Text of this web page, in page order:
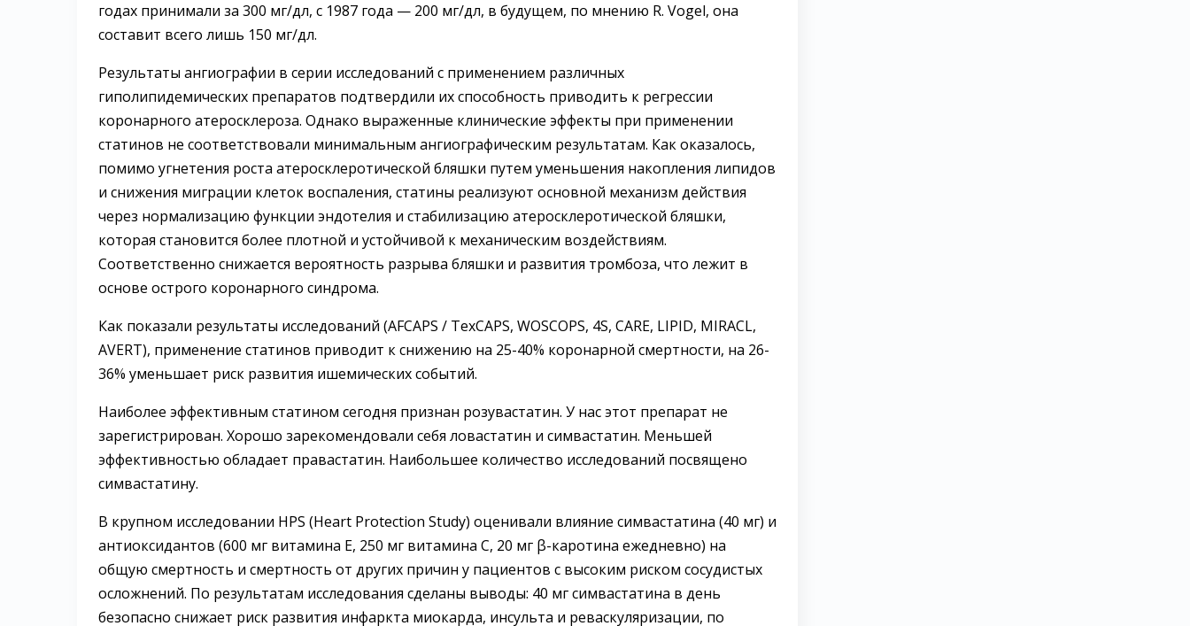
годах принимали за 300 мг/дл, с 1987 года — 200 мг/дл, в будущем, по мнению R. Vogel, она
составит всего лишь 150 мг/дл.
Результаты ангиографии в серии исследований с применением различных
гиполипидемических препаратов подтвердили их способность приводить к регрессии
коронарного атеросклероза. Однако выраженные клинические эффекты при применении
статинов не соответствовали минимальным ангиографическим результатам. Как оказалось,
помимо угнетения роста атеросклеротической бляшки путем уменьшения накопления липидов
и снижения миграции клеток воспаления, статины реализуют основной механизм действия
через нормализацию функции эндотелия и стабилизацию атеросклеротической бляшки,
которая становится более плотной и устойчивой к механическим воздействиям.
Соответственно снижается вероятность разрыва бляшки и развития тромбоза, что лежит в
основе острого коронарного синдрома.
Как показали результаты исследований (AFCAPS / TexCAPS, WOSCOPS, 4S, CARE, LIPID, MIRACL,
AVERT), применение статинов приводит к снижению на 25-40% коронарной смертности, на 26-
36% уменьшает риск развития ишемических событий.
Наиболее эффективным статином сегодня признан розувастатин. У нас этот препарат не
зарегистрирован. Хорошо зарекомендовали себя ловастатин и симвастатин. Меньшей
эффективностью обладает правастатин. Наибольшее количество исследований посвящено
симвастатину.
В крупном исследовании HPS (Heart Protection Study) оценивали влияние симвастатина (40 мг) и
антиоксидантов (600 мг витамина Е, 250 мг витамина С, 20 мг β-каротина ежедневно) на
общую смертность и смертность от других причин у пациентов с высоким риском сосудистых
осложнений. По результатам исследования сделаны выводы: 40 мг симвастатина в день
безопасно снижает риск развития инфаркта миокарда, инсульта и реваскуляризации, по